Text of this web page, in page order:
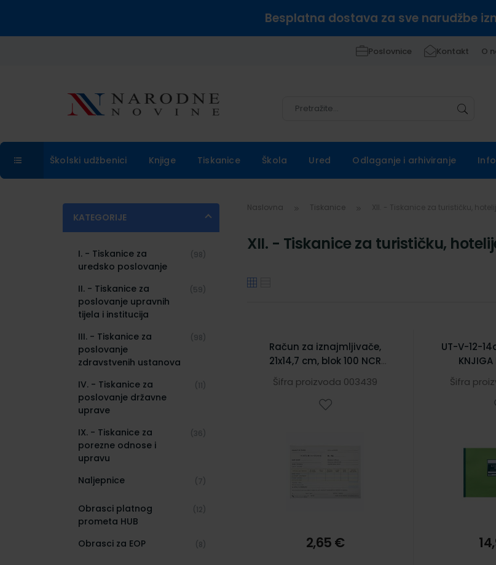
Besplatna dostava za sve narudžbe
Poslovnice Kontakt O
Školski udžbenici Knjige Tiskanice Škola Ured Odlaganje i arhiviranje
KATEGORIJE
I. - Tiskanice za
uredsko poslovanje
(98)
II. - Tiskanice za
poslovanje upravnih
tijela i institucija
(59)
III. - Tiskanice za
poslovanje
zdravstvenih ustanova
(98)
IV. - Tiskanice za
poslovanje državne
uprave
(11)
IX. - Tiskanice za
porezne odnose i
upravu
(36)
Naljepnice (7)
Obrasci platnog
prometa HUB
(12)
Obrasci za EOP (8)
Naslovna Tiskanice
XII. - Tiskanice za turističku,
Račun za iznajmljivače,
21x14,7 cm, blok 100 NCR
Šifra proizvoda 003439
2,65 €
UT-V-12-
KNJIGA
Šifra